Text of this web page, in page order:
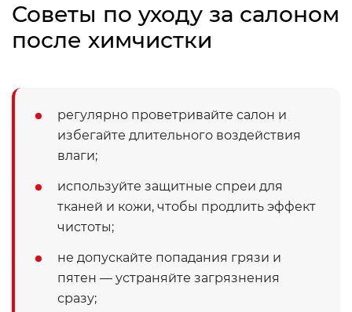
Советы по уходу за салоном
после химчистки
регулярно проветривайте салон и
избегайте длительного воздействия
влаги;
используйте защитные спреи для
тканей и кожи, чтобы продлить эффект
чистоты;
не допускайте попадания грязи и
пятен — устраняйте загрязнения
сразу;